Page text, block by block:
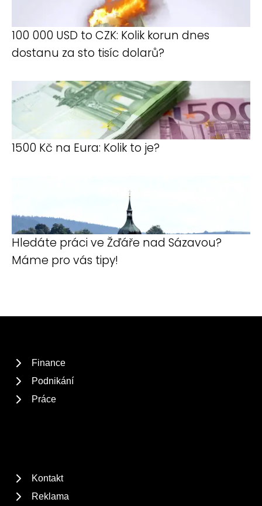
100 000 USD to CZK: Kolik korun dnes
dostanu za sto tisíc dolarů?
1500 Kč na Eura: Kolik to je?
Hledáte práci ve Žďáře nad Sázavou?
Máme pro vás tipy!
Finance
Podnikání
Práce
Kontakt
Reklama